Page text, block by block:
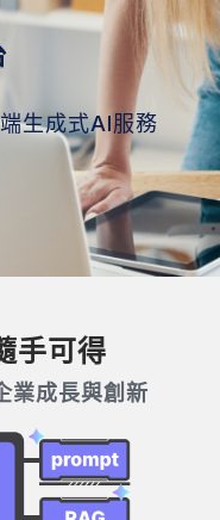
生成式AI服務
手可得
業成長與創新